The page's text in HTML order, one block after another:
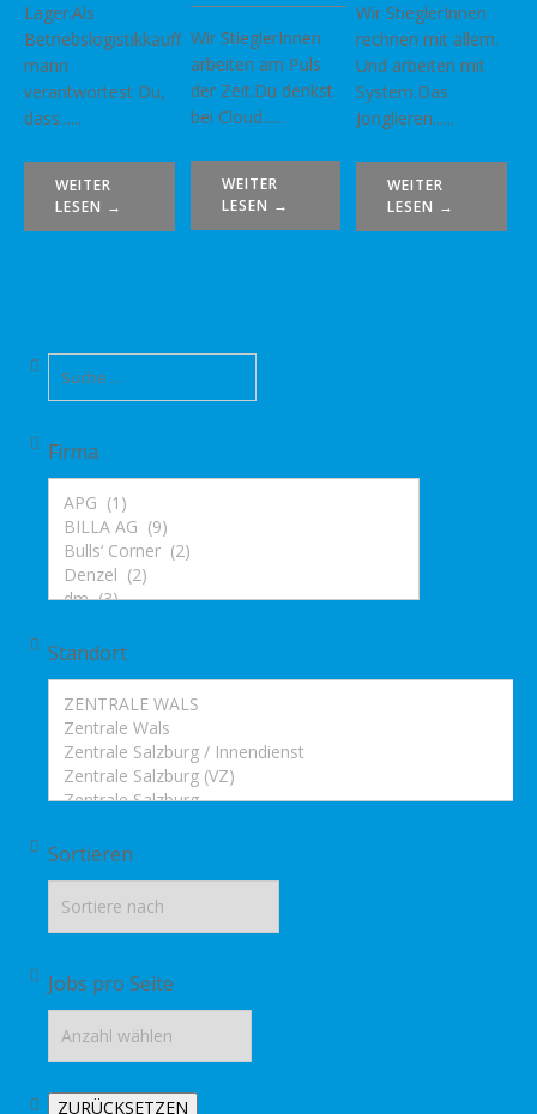
Lager.Als
Betriebslogistikkauffrau/-
mann
verantwortest Du,
dass......
WEITER
LESEN →
Wir StieglerInnen
rechnen mit allem.
Und arbeiten mit
System.Das
Jonglieren......
WEITER
LESEN →
Wir StieglerInnen
arbeiten am Puls
der Zeit.Du denkst
bei Cloud......
WEITER
LESEN →
Firma
Standort
Sortieren
Jobs pro Seite